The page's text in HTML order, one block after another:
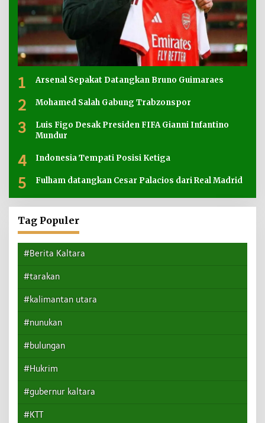
1 Arsenal Sepakat Datangkan Bruno Guimaraes
2 Mohamed Salah Gabung Trabzonspor
3
Luis Figo Desak Presiden FIFA Gianni Infantino
Mundur
4 Indonesia Tempati Posisi Ketiga
5 Fulham datangkan Cesar Palacios dari Real Madrid
Tag Populer
#Berita Kaltara
#tarakan
#kalimantan utara
#nunukan
#bulungan
#Hukrim
#gubernur kaltara
#KTT